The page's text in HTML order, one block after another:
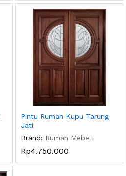
Pintu Rumah Kupu Tarung
Jati
Brand: Rumah Mebel
Rp4.750.000